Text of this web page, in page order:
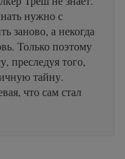
нужно с
заново, а некогда
Только поэтому
преследуя того,
тайну.
что сам стал